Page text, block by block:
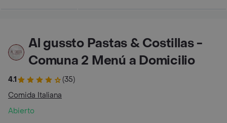
Al gussto Pastas & Costillas -
Comuna 2 Menú a Domicilio
4.1
(35)
Comida Italiana
Abierto